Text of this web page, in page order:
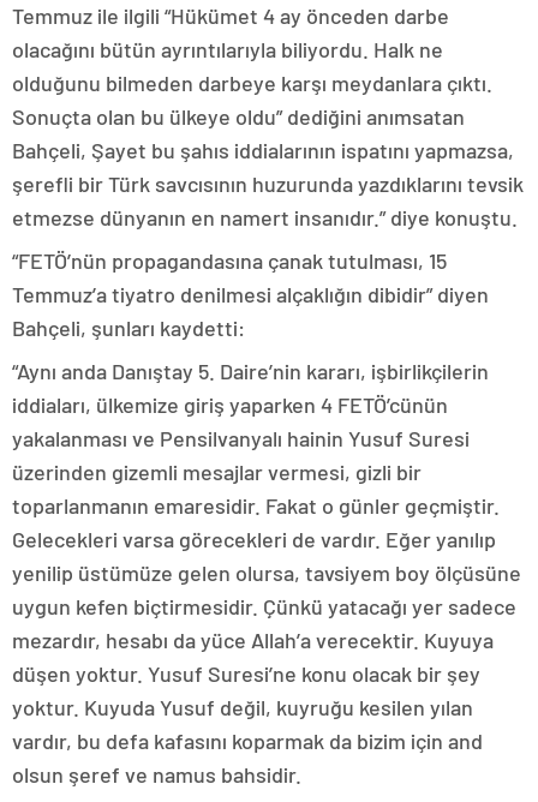
Temmuz ile ilgili “Hükümet 4 ay önceden darbe
olacağını bütün ayrıntılarıyla biliyordu. Halk ne
olduğunu bilmeden darbeye karşı meydanlara çıktı.
Sonuçta olan bu ülkeye oldu” dediğini anımsatan
Bahçeli, Şayet bu şahıs iddialarının ispatını yapmazsa,
şerefli bir Türk savcısının huzurunda yazdıklarını tevsik
etmezse dünyanın en namert insanıdır.” diye konuştu.
“FETÖ’nün propagandasına çanak tutulması, 15
Temmuz’a tiyatro denilmesi alçaklığın dibidir” diyen
Bahçeli, şunları kaydetti:
“Aynı anda Danıştay 5. Daire’nin kararı, işbirlikçilerin
iddiaları, ülkemize giriş yaparken 4 FETÖ’cünün
yakalanması ve Pensilvanyalı hainin Yusuf Suresi
üzerinden gizemli mesajlar vermesi, gizli bir
toparlanmanın emaresidir. Fakat o günler geçmiştir.
Gelecekleri varsa görecekleri de vardır. Eğer yanılıp
yenilip üstümüze gelen olursa, tavsiyem boy ölçüsüne
uygun kefen biçtirmesidir. Çünkü yatacağı yer sadece
mezardır, hesabı da yüce Allah’a verecektir. Kuyuya
düşen yoktur. Yusuf Suresi’ne konu olacak bir şey
yoktur. Kuyuda Yusuf değil, kuyruğu kesilen yılan
vardır, bu defa kafasını koparmak da bizim için and
olsun şeref ve namus bahsidir.